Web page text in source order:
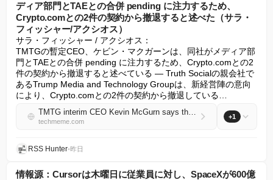
ディア部門とTAEとの合併 pending に注力するため、
Crypto.comとの2件の契約から撤退すると述べた（サラ・
フィッシャー/アクシオス）
サラ・フィッシャー / アクシオス：
TMTGの暫定CEO、ケビン・マクガーンは、同社がメディア部
門とTAEとの合併 pending に注力するため、Crypto.comとの2
件の契約から撤退すると述べている — Truth Socialの親会社で
あるTrump Media and Technology Groupは、新経営陣の意向
により、Crypto.comとの2件の契約から撤退している…
TMTG interim CEO Kevin McGurn says the company is pulling back from a pair of Crypto.com deals to focus on its media arm and its pending merger with TAE (Sara Fischer/Axios)
techmeme.com
+1
RSS Hunter•昨日
情報源：Cursorは木曜日に従業員に対し、SpaceXが600億